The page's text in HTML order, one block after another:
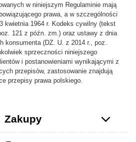
w niniejszym Regulaminie mają
prawa, a w szczególności
kwietnia 1964 r. Kodeks cywilny (tekst
121 z późn. zm.) oraz ustawy z dnia
konsumenta (DZ. U. z 2014 r., poz.
sprzeczności niniejszego
i postanowieniami wynikającymi z
przepisów, zastosowanie znajdują
przepisy prawa polskiego.
Zakupy